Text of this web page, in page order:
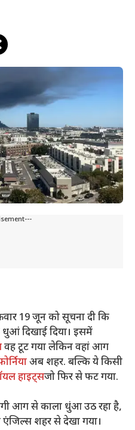
19 जून को सूचना दी कि
दिखाई दिया। इसमें
वह टूट गया लेकिन वहां आग
अब शहर. बल्कि ये किसी
हाइट्सजो फिर से फट गया.
आग से काला धुंआ उठ रहा है,
शहर से देखा गया।